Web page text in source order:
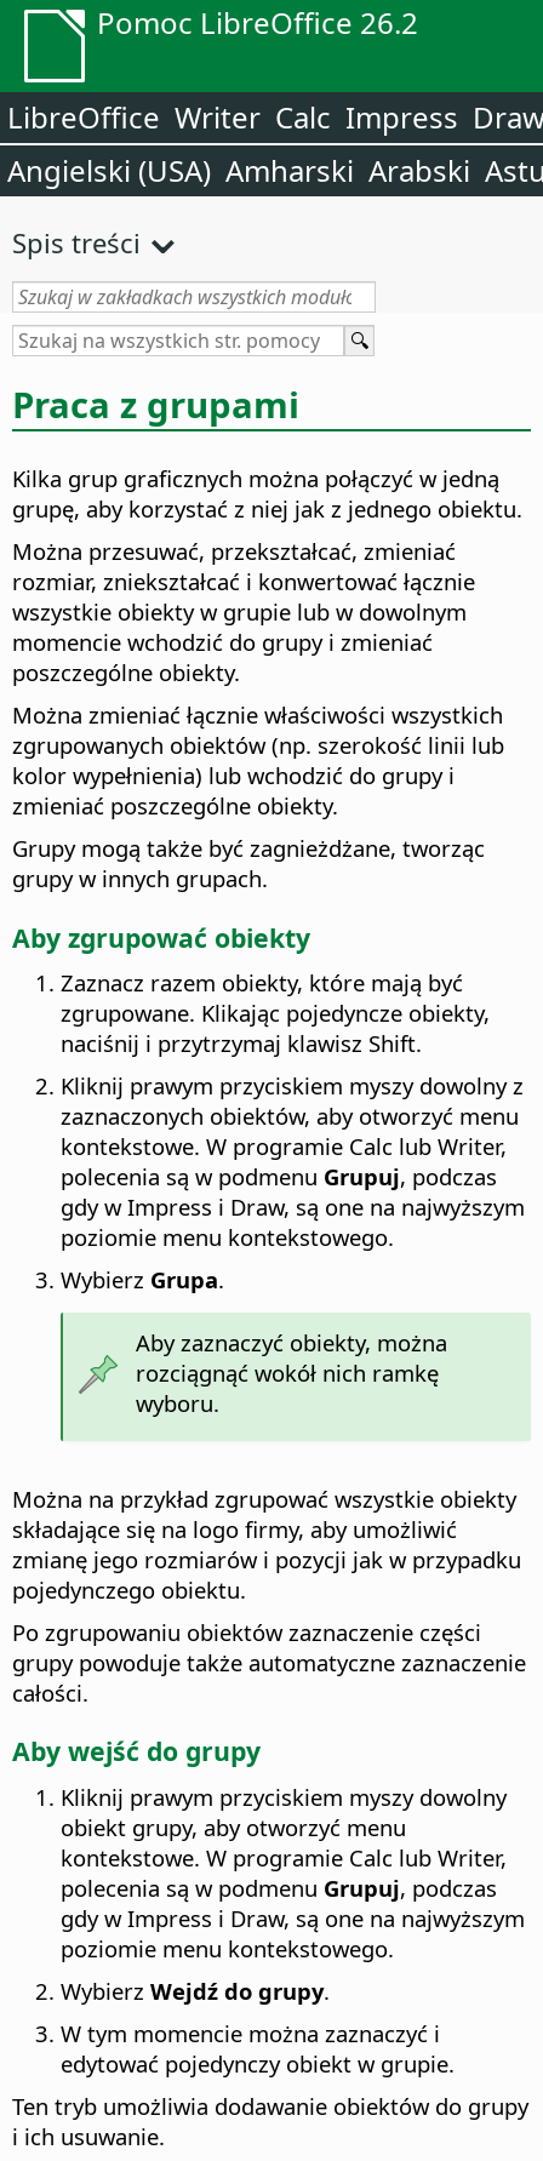
Pomoc LibreOffice 26.2
LibreOffice Writer Calc Impress
Angielski (USA) Amharski Arabski
Spis treści
Praca z grupami
Kilka grup graficznych można połączyć w jedną
grupę, aby korzystać z niej jak z jednego obiektu.
Można przesuwać, przekształcać, zmieniać
rozmiar, zniekształcać i konwertować łącznie
wszystkie obiekty w grupie lub w dowolnym
momencie wchodzić do grupy i zmieniać
poszczególne obiekty.
Można zmieniać łącznie właściwości wszystkich
zgrupowanych obiektów (np. szerokość linii lub
kolor wypełnienia) lub wchodzić do grupy i
zmieniać poszczególne obiekty.
Grupy mogą także być zagnieżdżane, tworząc
grupy w innych grupach.
Aby zgrupować obiekty
Zaznacz razem obiekty, które mają być
zgrupowane. Klikając pojedyncze obiekty,
naciśnij i przytrzymaj klawisz Shift.
Kliknij prawym przyciskiem myszy dowolny z
zaznaczonych obiektów, aby otworzyć menu
kontekstowe. W programie Calc lub Writer,
polecenia są w podmenu Grupuj, podczas
gdy w Impress i Draw, są one na najwyższym
poziomie menu kontekstowego.
Wybierz Grupa.
Aby zaznaczyć obiekty, można
rozciągnąć wokół nich ramkę
wyboru.
Można na przykład zgrupować wszystkie obiekty
składające się na logo firmy, aby umożliwić
zmianę jego rozmiarów i pozycji jak w przypadku
pojedynczego obiektu.
Po zgrupowaniu obiektów zaznaczenie części
grupy powoduje także automatyczne zaznaczenie
całości.
Aby wejść do grupy
Kliknij prawym przyciskiem myszy dowolny
obiekt grupy, aby otworzyć menu
kontekstowe. W programie Calc lub Writer,
polecenia są w podmenu Grupuj, podczas
gdy w Impress i Draw, są one na najwyższym
poziomie menu kontekstowego.
Wybierz Wejdź do grupy.
W tym momencie można zaznaczyć i
edytować pojedynczy obiekt w grupie.
Ten tryb umożliwia dodawanie obiektów do grupy
i ich usuwanie.